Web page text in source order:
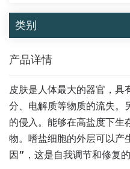
类别
产品详情
皮肤是人体最大的器官，具
分、电解质等物质的流失。
的侵入。 能够在高盐度下生
物。嗜盐细胞的外层可以产
因 ”，这是自我调节和修复的